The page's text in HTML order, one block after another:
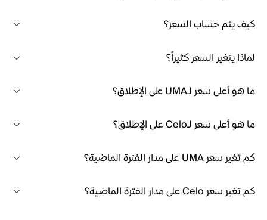
كيف يتم حساب السعر؟
لماذا يتغير السعر كثيراً؟
ما هو أعلى سعر لـUMA على الإطلاق؟
ما هو أعلى سعر لـCelo على الإطلاق؟
كم تغير سعر UMA على مدار الفترة الماضية؟
كم تغير سعر Celo على مدار الفترة الماضية؟